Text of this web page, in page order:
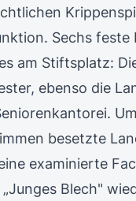
Sechs
am Stiftsplatz:
ebenso die
besetzte
examinierte
Blech"